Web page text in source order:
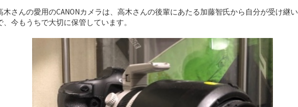
木さんの愛用のCANONカメラは、高木さんの後輩にあたる加藤智氏から自分が受け継い
、今もうちで大切に保管しています。